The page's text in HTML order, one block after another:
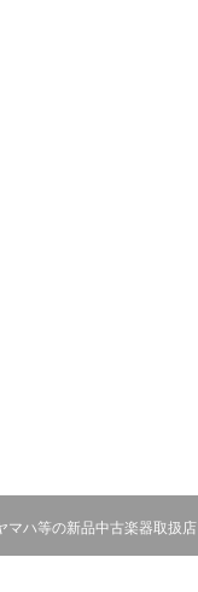
マハ等の新品中古楽器取扱店